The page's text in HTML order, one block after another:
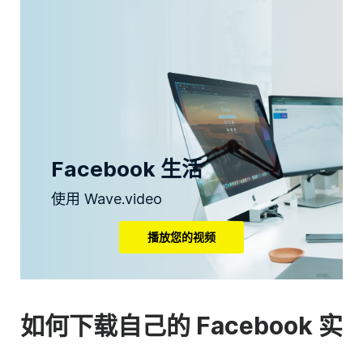
Facebook 生活
使用 Wave.video
播放您的视频
如何下载自己的 Facebook 实